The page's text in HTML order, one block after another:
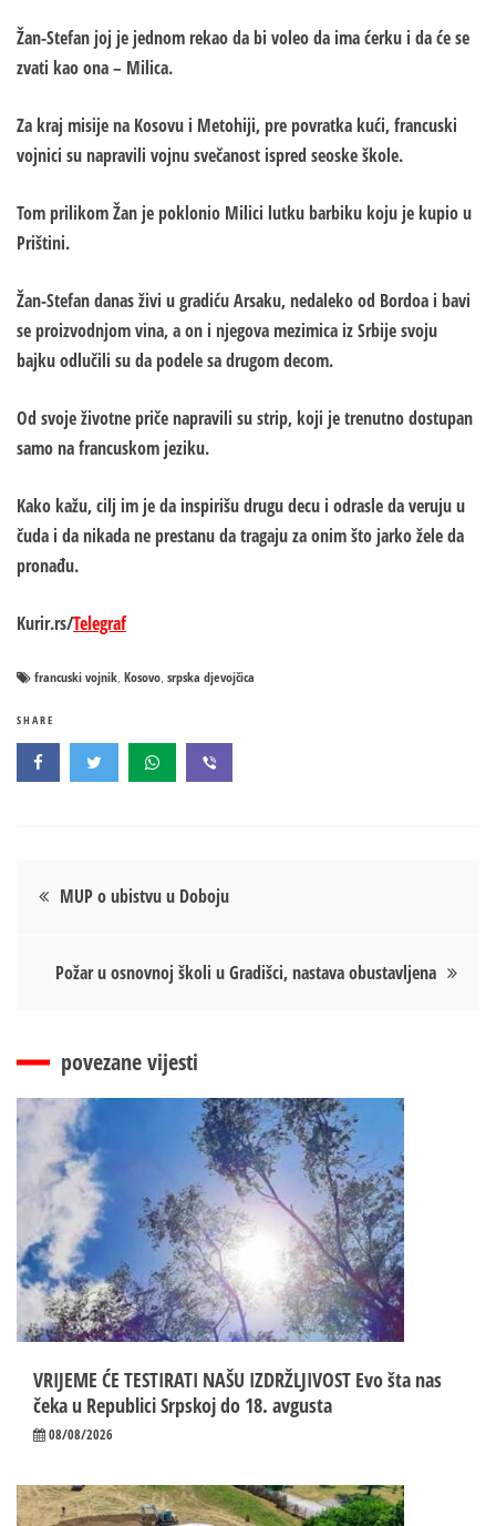
Žan-Stefan joj je jednom rekao da bi voleo da ima ćerku i da će se
zvati kao ona – Milica.
Za kraj misije na Kosovu i Metohiji, pre povratka kući, francuski
vojnici su napravili vojnu svečanost ispred seoske škole.
Tom prilikom Žan je poklonio Milici lutku barbiku koju je kupio u
Prištini.
Žan-Stefan danas živi u gradiću Arsaku, nedaleko od Bordoa i bavi
se proizvodnjom vina, a on i njegova mezimica iz Srbije svoju
bajku odlučili su da podele sa drugom decom.
Od svoje životne priče napravili su strip, koji je trenutno dostupan
samo na francuskom jeziku.
Kako kažu, cilj im je da inspirišu drugu decu i odrasle da veruju u
čuda i da nikada ne prestanu da tragaju za onim što jarko žele da
pronađu.
Kurir.rs/Telegraf
francuski vojnik, Kosovo, srpska djevojčica
SHARE
Кретање
MUP o ubistvu u Doboju
Požar u osnovnoj školi u Gradišci, nastava obustavljena
povezane vijesti
VRIJEME ĆE TESTIRATI NAŠU IZDRŽLJIVOST Evo šta nas
čeka u Republici Srpskoj do 18. avgusta
08/08/2026